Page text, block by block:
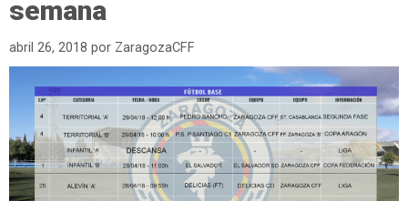
semana
abril 26, 2018 por ZaragozaCFF